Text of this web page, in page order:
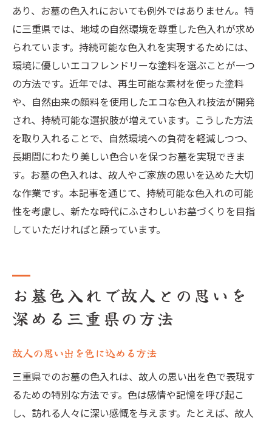
あり、お墓の色入れにおいても例外ではありません。特
に三重県では、地域の自然環境を尊重した色入れが求め
られています。持続可能な色入れを実現するためには、
環境に優しいエコフレンドリーな塗料を選ぶことが一つ
の方法です。近年では、再生可能な素材を使った塗料
や、自然由来の顔料を使用したエコな色入れ技法が開発
され、持続可能な選択肢が増えています。こうした方法
を取り入れることで、自然環境への負荷を軽減しつつ、
長期間にわたり美しい色合いを保つお墓を実現できま
す。お墓の色入れは、故人やご家族の思いを込めた大切
な作業です。本記事を通じて、持続可能な色入れの可能
性を考慮し、新たな時代にふさわしいお墓づくりを目指
していただければと願っています。
お墓色入れで故人との思いを
深める三重県の方法
故人の思い出を色に込める方法
三重県でのお墓の色入れは、故人の思い出を色で表現す
るための特別な方法です。色は感情や記憶を呼び起こ
し、訪れる人々に深い感慨を与えます。たとえば、故人